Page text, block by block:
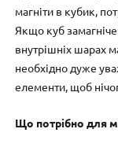
магніти в кубик,
Якщо куб
внутрішніх шарах
необхідно дуже
елементи, щоб
Що потрібно для